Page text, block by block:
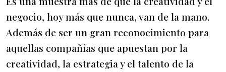
negocio, hoy más que nunca, van de la mano.
Además de ser un gran reconocimiento para
aquellas compañías que apuestan por la
creatividad, la estrategia y el talento de la